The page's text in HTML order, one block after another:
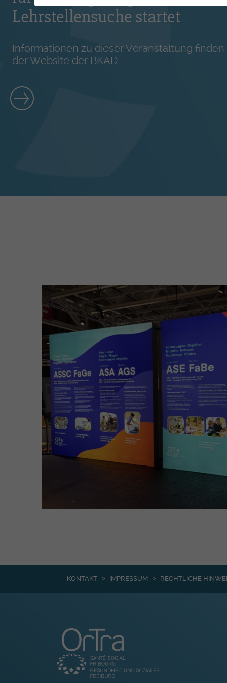
Lehrstellensuche startet
Informationen zu dieser Veranstaltung finden
der Website der BKAD
KONTAKT IMPRESSUM RECHTLICHE